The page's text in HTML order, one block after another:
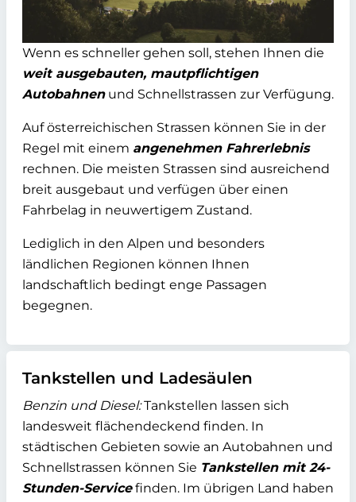
Wenn es schneller gehen soll, stehen Ihnen die
weit ausgebauten, mautpflichtigen
Autobahnenund Schnellstrassen zur Verfügung.
Auf österreichischen Strassen können Sie in der
Regel mit einem angenehmen Fahrerlebnis
rechnen. Die meisten Strassen sind ausreichend
breit ausgebaut und verfügen über einen
Fahrbelag in neuwertigem Zustand.
Lediglich in den Alpen und besonders
ländlichen Regionen können Ihnen
landschaftlich bedingt enge Passagen
begegnen.
Tankstellen und Ladesäulen
Benzin und Diesel:Tankstellen lassen sich
landesweit flächendeckend finden. In
städtischen Gebieten sowie an Autobahnen und
Schnellstrassen können Sie Tankstellen mit 24-
Stunden-Servicefinden. Im übrigen Land haben